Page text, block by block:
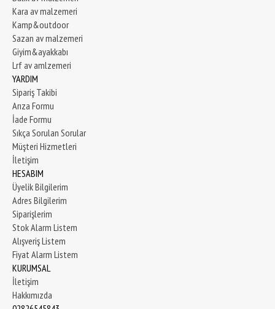
Kara av malzemeri
Kamp&outdoor
Sazan av malzemeri
Giyim&ayakkabı
Lrf av amlzemeri
YARDIM
Sipariş Takibi
Arıza Formu
İade Formu
Sıkça Sorulan Sorular
Müşteri Hizmetleri
İletişim
HESABIM
Üyelik Bilgilerim
Adres Bilgilerim
Siparişlerim
Stok Alarm Listem
Alışveriş Listem
Fiyat Alarm Listem
KURUMSAL
İletişim
Hakkımızda